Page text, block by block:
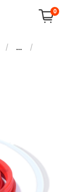
0
...